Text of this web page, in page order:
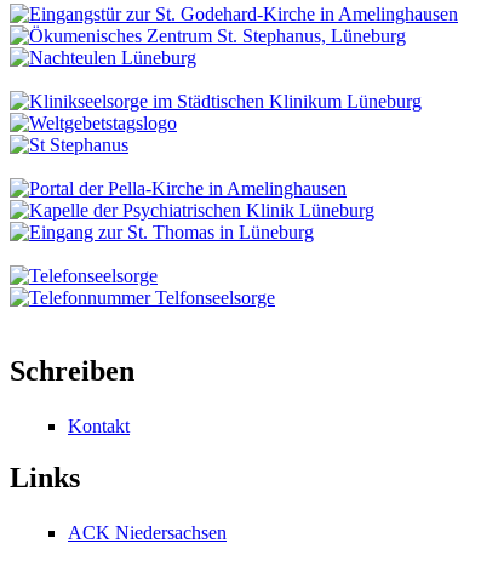
Schreiben
Kontakt
Links
ACK Niedersachsen